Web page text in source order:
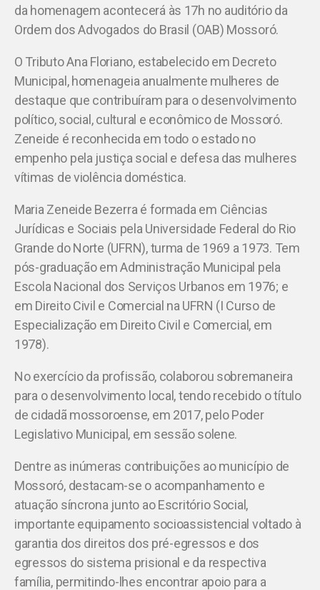
da homenagem acontecerá às 17h no auditório da
Ordem dos Advogados do Brasil (OAB) Mossoró.
O Tributo Ana Floriano, estabelecido em Decreto
Municipal, homenageia anualmente mulheres de
destaque que contribuíram para o desenvolvimento
político, social, cultural e econômico de Mossoró.
Zeneide é reconhecida em todo o estado no
empenho pela justiça social e defesa das mulheres
vítimas de violência doméstica.
Maria Zeneide Bezerra é formada em Ciências
Jurídicas e Sociais pela Universidade Federal do Rio
Grande do Norte (UFRN), turma de 1969 a 1973. Tem
pós-graduação em Administração Municipal pela
Escola Nacional dos Serviços Urbanos em 1976; e
em Direito Civil e Comercial na UFRN (I Curso de
Especialização em Direito Civil e Comercial, em
1978).
No exercício da profissão, colaborou sobremaneira
para o desenvolvimento local, tendo recebido o título
de cidadã mossoroense, em 2017, pelo Poder
Legislativo Municipal, em sessão solene.
Dentre as inúmeras contribuições ao município de
Mossoró, destacam-se o acompanhamento e
atuação síncrona junto ao Escritório Social,
importante equipamento socioassistencial voltado à
garantia dos direitos dos pré-egressos e dos
egressos do sistema prisional e da respectiva
família, permitindo-lhes encontrar apoio para a